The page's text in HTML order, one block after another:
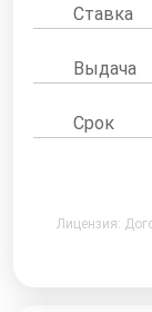
Ставка
Выдача
Срок
Лицензия: